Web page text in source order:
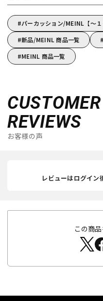
パーカッション/MEINL【～
新品/MEINL 商品一覧
MEINL 商品一覧
CUSTOMER
REVIEWS
お客様の声
レビューはログイン
この商